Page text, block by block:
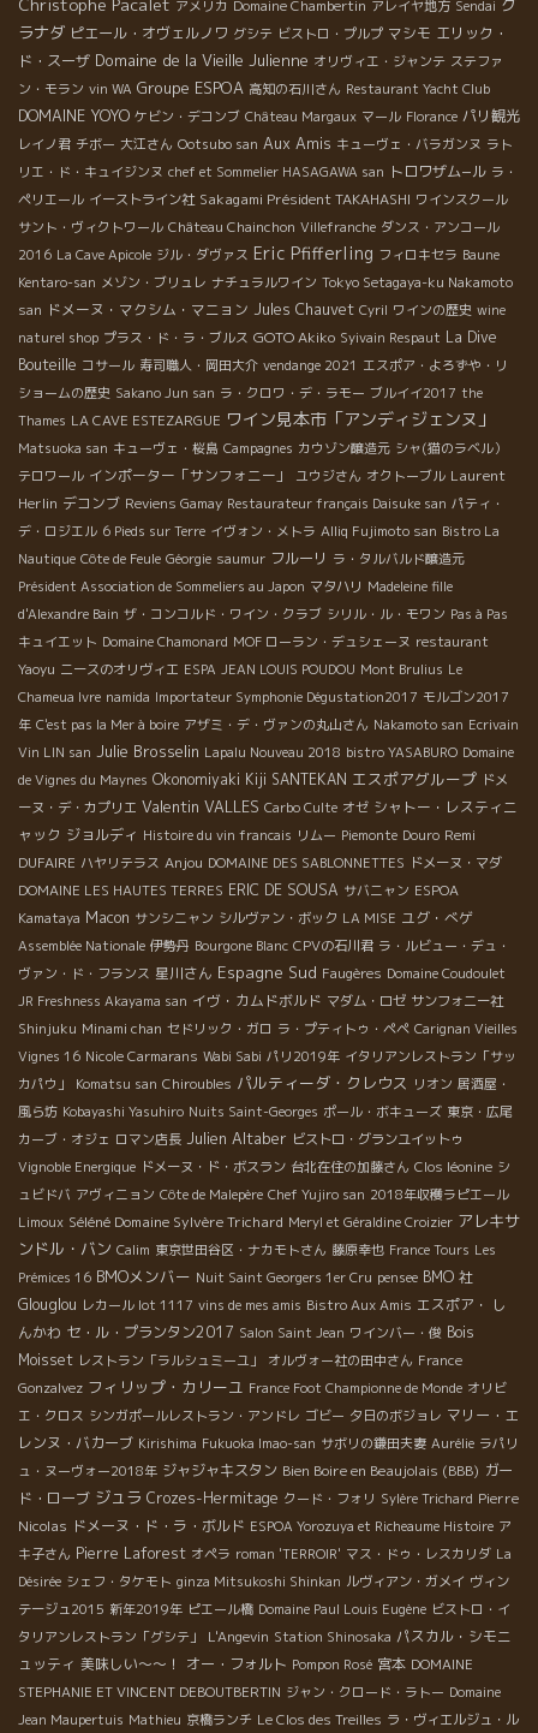
Christophe Pacalet アメリカ Domaine Chambertin アレイヤ地方 Sendai グ
ラナダ ピエール・オヴェルノワ グシテ ビストロ・プルプ マシモ エリック・
ド・スーザ Domaine de la Vieille Julienne オリヴィエ・ジャンテ ステファ
ン・モラン vin WA Groupe ESPOA 高知の石川さん Restaurant Yacht Club
DOMAINE YOYO ケビン・デコンブ Château Margaux マール Florance パリ観光
レイノ君 チボー 大江さん Ootsubo san Aux Amis キューヴェ・バラガンヌ ラト
リエ・ド・キュイジンヌ chef et Sommelier HASAGAWA san トロワザム−ル ラ・
ペリエール イーストライン社 Sakagami Président TAKAHASHI ワインスクール
サント・ヴィクトワール Château Chainchon Villefranche ダンス・アンコール
2016 La Cave Apicole ジル・ダヴァス Eric Pfifferling フィロキセラ Baune
Kentaro-san メゾン・ブリュレ ナチュラルワイン Tokyo Setagaya-ku Nakamoto
san ドメーヌ・マクシム・マニョン Jules Chauvet Cyril ワインの歴史 wine
naturel shop プラス・ド・ラ・ブルス GOTO Akiko Syivain Respaut La Dive
Bouteille コサール 寿司職人・岡田大介 vendange 2021 エスポア・よろずや・リ
ショームの歴史 Sakano Jun san ラ・クロワ・デ・ラモー ブルイイ2017 the
Thames LA CAVE ESTEZARGUE ワイン見本市「アンディジェンヌ」
Matsuoka san キューヴェ・桜島 Campagnes カウゾン醸造元 シャ(猫のラベル）
テロワール インポーター「サンフォニー」 ユウジさん オクトーブル Laurent
Herlin デコンブ Reviens Gamay Restaurateur français Daisuke san パティ・
デ・ロジエル 6 Pieds sur Terre イヴォン・メトラ Alliq Fujimoto san Bistro La
Nautique Côte de Feule Géorgie saumur フルーリ ラ・タルバルド醸造元
Président Association de Sommeliers au Japon マタハリ Madeleine fille
d'Alexandre Bain ザ・コンコルド・ワイン・クラブ シリル・ル・モワン Pas à Pas
キュイエット Domaine Chamonard MOF ローラン・デュシェーヌ restaurant
Yaoyu ニースのオリヴィエ ESPA JEAN LOUIS POUDOU Mont Brulius Le
Chameua Ivre namida Importateur Symphonie Dégustation2017 モルゴン2017
年 C'est pas la Mer à boire アザミ・デ・ヴァンの丸山さん Nakamoto san Ecrivain
Vin LIN san Julie Brosselin Lapalu Nouveau 2018 bistro YASABURO Domaine
de Vignes du Maynes Okonomiyaki Kiji SANTEKAN エスポアグループ ドメ
ーヌ・デ・カプリエ Valentin VALLES Carbo Culte オゼ シャトー・レスティニ
ャック ジョルディ Histoire du vin francais リムー Piemonte Douro Remi
DUFAIRE ハヤリテラス Anjou DOMAINE DES SABLONNETTES ドメーヌ・マダ
DOMAINE LES HAUTES TERRES ERIC DE SOUSA サバニャン ESPOA
Kamataya Macon サンシニャン シルヴァン・ボック LA MISE ユグ・べゲ
Assemblée Nationale 伊勢丹 Bourgone Blanc CPVの石川君 ラ・ルビュー・デュ・
ヴァン・ド・フランス 星川さん Espagne Sud Faugères Domaine Coudoulet
JR Freshness Akayama san イヴ・カムドボルド マダム・ロゼ サンフォニー社
Shinjuku Minami chan セドリック・ガロ ラ・プティトゥ・ペペ Carignan Vieilles
Vignes 16 Nicole Carmarans Wabi Sabi パリ2019年 イタリアンレストラン「サッ
カパウ」
Komatsu san Chiroubles パルティーダ・クレウス リオン 居酒屋・
風ら坊 Kobayashi Yasuhiro Nuits Saint-Georges ポール・ボキューズ 東京・広尾
カーブ・オジェ ロマン店長 Julien Altaber ビストロ・グランユイットゥ
Vignoble Energique ドメーヌ・ド・ボスラン 台北在住の加藤さん Clos léonine シ
ュビドバ アヴィニョン Côte de Malepère Chef Yujiro san 2018年収穫ラピエール
Limoux Séléné Domaine Sylvère Trichard Meryl et Géraldine Croizier アレキサ
ンドル・バン Calim 東京世田谷区・ナカモトさん 藤原幸也 France Tours Les
Prémices 16 BMOメンバー Nuit Saint Georgers 1er Cru pensee BMO 社
Glouglou レカール lot 1117 vins de mes amis Bistro Aux Amis エスポア・ し
んかわ セ・ル・プランタン2017 Salon Saint Jean ワインバー・俊 Bois
Moisset レストラン「ラルシュミーユ」 オルヴォー社の田中さん France
Gonzalvez フィリップ・カリーユ France Foot Championne de Monde オリビ
エ・クロス シンガポールレストラン・アンドレ ゴビー 夕日のボジョレ マリー・エ
レンヌ・バカーブ Kirishima Fukuoka Imao-san サボリの鎌田夫妻 Aurélie ラパリ
ュ・ヌーヴォー2018年 ジャジャキスタン Bien Boire en Beaujolais (BBB) ガー
ド・ローブ ジュラ Crozes-Hermitage クード・フォリ Sylère Trichard Pierre
Nicolas ドメーヌ・ド・ラ・ボルド ESPOA Yorozuya et Richeaume Histoire ア
キ子さん Pierre Laforest オペラ roman 'TERROIR' マス・ドゥ・レスカリダ La
Désirée シェフ・タケモト ginza Mitsukoshi Shinkan ルヴィアン・ガメイ ヴィン
テージュ2015 新年2019年 ピエール橋 Domaine Paul Louis Eugène ビストロ・イ
タリアンレストラン「グシテ」
L'Angevin Station Shinosaka パスカル・シモニ
ュッティ 美味しい～～！ オー・フォルト Pompon Rosé 宮本 DOMAINE
STEPHANIE ET VINCENT DEBOUTBERTIN ジャン・クロード・ラトー Domaine
Jean Maupertuis Mathieu 京橋ランチ Le Clos des Treilles ラ・ヴィエルジュ・ル